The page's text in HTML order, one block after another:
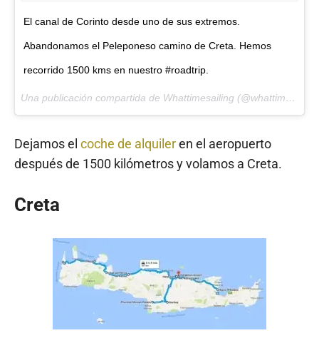
El canal de Corinto desde uno de sus extremos.
Abandonamos el Peleponeso camino de Creta. Hemos
recorrido 1500 kms en nuestro #roadtrip.
Una publicación compartida de Whattimesailing (@whattimesailing) el
Dejamos el coche de alquileren el aeropuerto
después de 1500 kilómetros y volamos a Creta.
Creta